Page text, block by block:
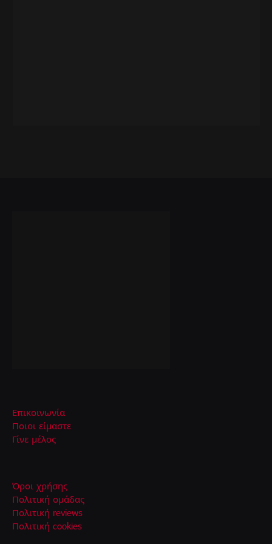
Επικοινωνία
Ποιοι είμαστε
Γίνε μέλος
Όροι χρήσης
Πολιτική ομάδας
Πολιτική reviews
Πολιτική cookies